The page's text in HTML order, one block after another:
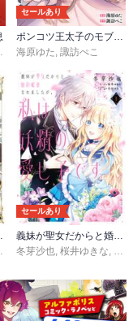
がはら竜
セールあり
ポンコツ王太子のモブ姉王女らしいけど、悪役令嬢が可哀想なので助けようと思います～王女ルートがない！？なら作ればいいのよ！～@COMIC
海原ゆた, 諏訪ぺこ
,さくらもち
セールあり
冬芽沙也 桜井ゆきな